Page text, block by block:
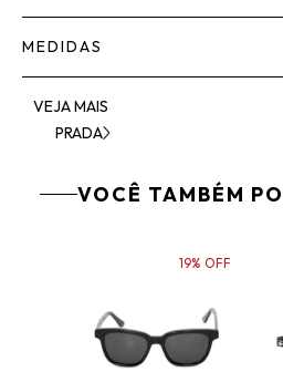
MEDIDAS
VEJA MAIS
PRADA
VOCÊ TAMBÉM
19% OFF